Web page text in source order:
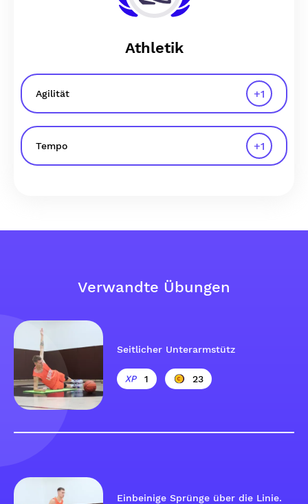
Athletik
Agilität +1
Tempo +1
Verwandte Übungen
Seitlicher Unterarmstütz
1 23
Einbeinige Sprünge über die Linie.